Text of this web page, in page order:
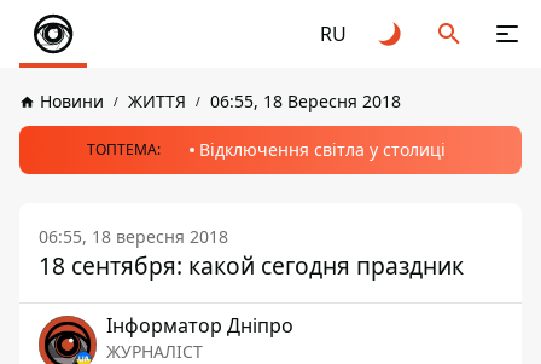
RU
Новини ЖИТТЯ 06:55, 18 Вересня 2018
ТОПТЕМА: Відключення світла у столиці
06:55, 18 вересня 2018
18 сентября: какой сегодня праздник
Інформатор Дніпро
ЖУРНАЛІСТ